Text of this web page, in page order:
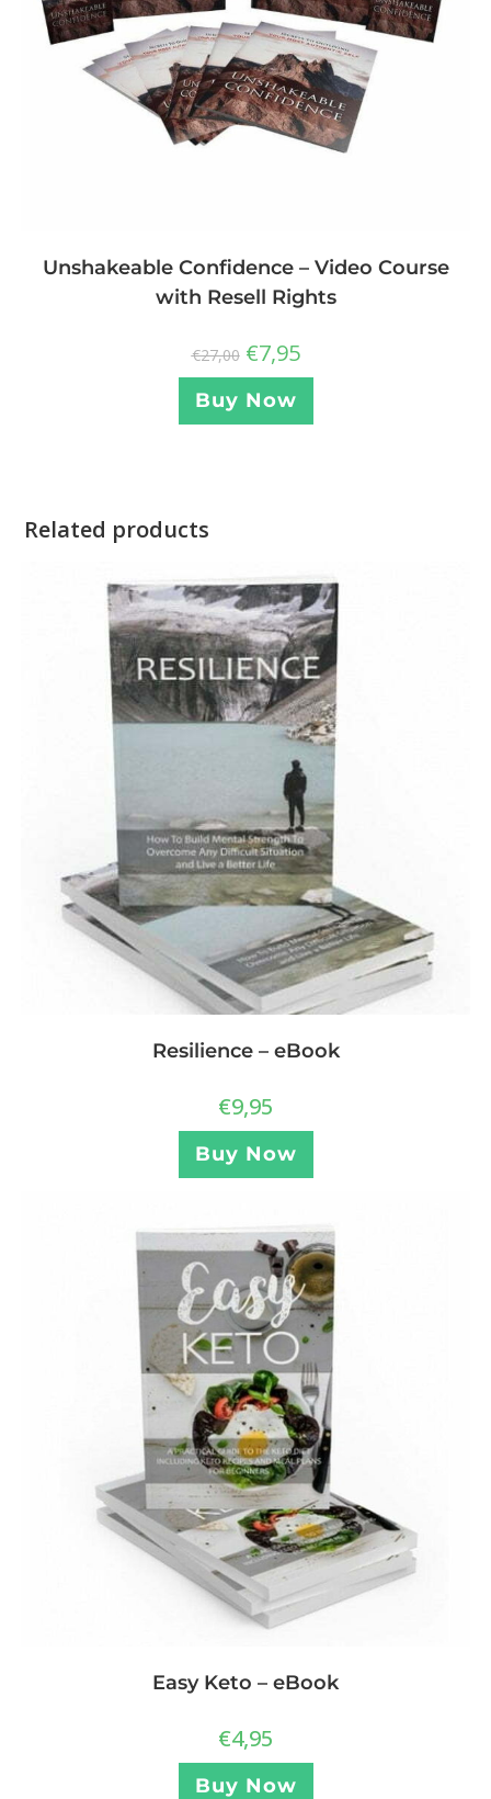
Unshakeable Confidence – Video Course
with Resell Rights
€27,00 €7,95
Buy Now
Related products
Resilience – eBook
€9,95
Buy Now
Easy Keto – eBook
€4,95
Buy Now